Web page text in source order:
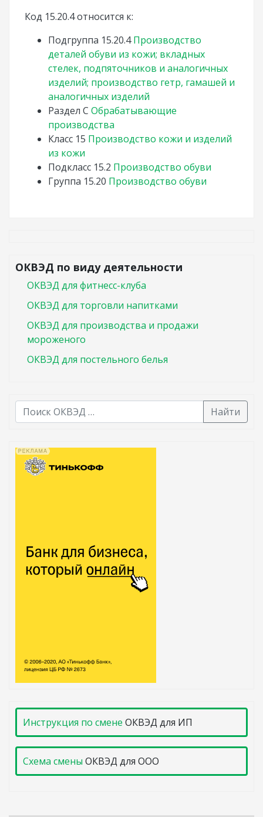
Код 15.20.4 относится к:
Подгруппа 15.20.4 Производство
деталей обуви из кожи; вкладных
стелек, подпяточников и аналогичных
изделий; производство гетр, гамашей и
аналогичных изделий
Раздел C Обрабатывающие
производства
Класс 15 Производство кожи и изделий
из кожи
Подкласс 15.2 Производство обуви
Группа 15.20 Производство обуви
ОКВЭД по виду деятельности
ОКВЭД для фитнесс-клуба
ОКВЭД для торговли напитками
ОКВЭД для производства и продажи
мороженого
ОКВЭД для постельного белья
Найти
В списке найденных результатов используйте
Инструкция по смене ОКВЭД для ИП
Схема смены ОКВЭД для ООО